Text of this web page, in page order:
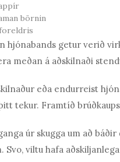
börnin
hjónabands getur verið
meðan á aðskilnaði
eða endurreist
tekur. Framtíð
úr skugga um að
viltu hafa